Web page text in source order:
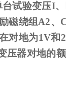
台试验变压I、
磁绕组A2
对地为1V
器对地的